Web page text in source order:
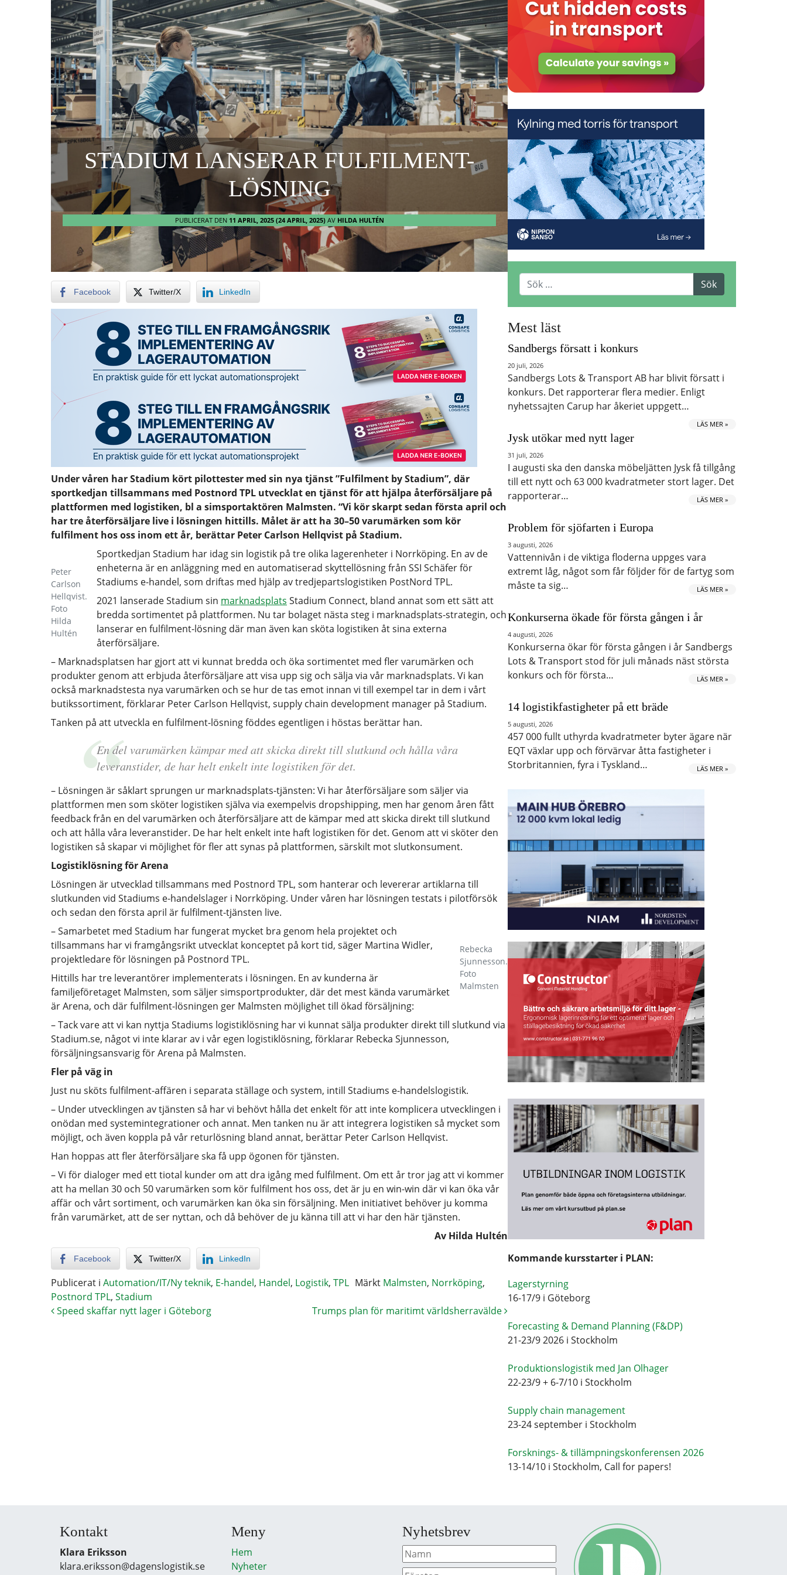
STADIUM LANSERAR FULFILMENT-
LÖSNING
PUBLICERAT DEN 11 APRIL, 2025(24 APRIL, 2025) AV HILDA HULTÉN
Facebook Twitter/X LinkedIn
Under våren har Stadium kört pilottester med sin nya tjänst ”Fulfilment by Stadium”, där
sportkedjan tillsammans med Postnord TPL utvecklat en tjänst för att hjälpa återförsäljare på
plattformen med logistiken, bl a simsportaktören Malmsten. “Vi kör skarpt sedan första april och
har tre återförsäljare live i lösningen hittills. Målet är att ha 30–50 varumärken som kör
fulfilment hos oss inom ett år, berättar Peter Carlson Hellqvist på Stadium.
Peter
Carlson
Hellqvist.
Foto
Hilda
Hultén
Sportkedjan Stadium har idag sin logistik på tre olika lagerenheter i Norrköping. En av de
enheterna är en anläggning med en automatiserad skyttellösning från SSI Schäfer för
Stadiums e-handel, som driftas med hjälp av tredjepartslogistiken PostNord TPL.
2021 lanserade Stadium sin marknadsplats Stadium Connect, bland annat som ett sätt att
bredda sortimentet på plattformen. Nu tar bolaget nästa steg i marknadsplats-strategin, och
lanserar en fulfilment-lösning där man även kan sköta logistiken åt sina externa
återförsäljare.
– Marknadsplatsen har gjort att vi kunnat bredda och öka sortimentet med fler varumärken och
produkter genom att erbjuda återförsäljare att visa upp sig och sälja via vår marknadsplats. Vi kan
också marknadstesta nya varumärken och se hur de tas emot innan vi till exempel tar in dem i vårt
butikssortiment, förklarar Peter Carlson Hellqvist, supply chain development manager på Stadium.
Tanken på att utveckla en fulfilment-lösning föddes egentligen i höstas berättar han.
En del varumärken kämpar med att skicka direkt till slutkund och hålla våra
leveranstider, de har helt enkelt inte logistiken för det.
– Lösningen är såklart sprungen ur marknadsplats-tjänsten: Vi har återförsäljare som säljer via
plattformen men som sköter logistiken själva via exempelvis dropshipping, men har genom åren fått
feedback från en del varumärken och återförsäljare att de kämpar med att skicka direkt till slutkund
och att hålla våra leveranstider. De har helt enkelt inte haft logistiken för det. Genom att vi sköter den
logistiken så skapar vi möjlighet för fler att synas på plattformen, särskilt mot slutkonsument.
Logistiklösning för Arena
Lösningen är utvecklad tillsammans med Postnord TPL, som hanterar och levererar artiklarna till
slutkunden vid Stadiums e-handelslager i Norrköping. Under våren har lösningen testats i pilotförsök
och sedan den första april är fulfilment-tjänsten live.
Rebecka
Sjunnesson.
Foto
Malmsten
– Samarbetet med Stadium har fungerat mycket bra genom hela projektet och
tillsammans har vi framgångsrikt utvecklat konceptet på kort tid, säger Martina Widler,
projektledare för lösningen på Postnord TPL.
Hittills har tre leverantörer implementerats i lösningen. En av kunderna är
familjeföretaget Malmsten, som säljer simsportprodukter, där det mest kända varumärket
är Arena, och där fulfilment-lösningen ger Malmsten möjlighet till ökad försäljning:
– Tack vare att vi kan nyttja Stadiums logistiklösning har vi kunnat sälja produkter direkt till slutkund via
Stadium.se, något vi inte klarar av i vår egen logistiklösning, förklarar Rebecka Sjunnesson,
försäljningsansvarig för Arena på Malmsten.
Fler på väg in
Just nu sköts fulfilment-affären i separata ställage och system, intill Stadiums e-handelslogistik.
– Under utvecklingen av tjänsten så har vi behövt hålla det enkelt för att inte komplicera utvecklingen i
onödan med systemintegrationer och annat. Men tanken nu är att integrera logistiken så mycket som
möjligt, och även koppla på vår returlösning bland annat, berättar Peter Carlson Hellqvist.
Han hoppas att fler återförsäljare ska få upp ögonen för tjänsten.
– Vi för dialoger med ett tiotal kunder om att dra igång med fulfilment. Om ett år tror jag att vi kommer
att ha mellan 30 och 50 varumärken som kör fulfilment hos oss, det är ju en win-win där vi kan öka vår
affär och vårt sortiment, och varumärken kan öka sin försäljning. Men initiativet behöver ju komma
från varumärket, att de ser nyttan, och då behöver de ju känna till att vi har den här tjänsten.
Av Hilda Hultén
Facebook Twitter/X LinkedIn
Publicerat i Automation/IT/Ny teknik, E-handel, Handel, Logistik, TPL Märkt Malmsten, Norrköping,
Postnord TPL, Stadium
Speed skaffar nytt lager i Göteborg
Trumps plan för maritimt världsherravälde
Mest läst
Sandbergs försatt i konkurs
20 juli, 2026
Sandbergs Lots & Transport AB har blivit försatt i
konkurs. Det rapporterar flera medier. Enligt
nyhetssajten Carup har åkeriet uppgett…
LÄS MER »
Jysk utökar med nytt lager
31 juli, 2026
I augusti ska den danska möbeljätten Jysk få tillgång
till ett nytt och 63 000 kvadratmeter stort lager. Det
rapporterar…
LÄS MER »
Problem för sjöfarten i Europa
3 augusti, 2026
Vattennivån i de viktiga floderna uppges vara
extremt låg, något som får följder för de fartyg som
måste ta sig…
LÄS MER »
Konkurserna ökade för första gången i år
4 augusti, 2026
Konkurserna ökar för första gången i år Sandbergs
Lots & Transport stod för juli månads näst största
konkurs och för första…
LÄS MER »
14 logistikfastigheter på ett bräde
5 augusti, 2026
457 000 fullt uthyrda kvadratmeter byter ägare när
EQT växlar upp och förvärvar åtta fastigheter i
Storbritannien, fyra i Tyskland…
LÄS MER »
Kommande kursstarter i PLAN:
Lagerstyrning
16-17/9 i Göteborg
Forecasting & Demand Planning (F&DP)
21-23/9 2026 i Stockholm
Produktionslogistik med Jan Olhager
22-23/9 + 6-7/10 i Stockholm
Supply chain management
23-24 september i Stockholm
Forsknings- & tillämpningskonferensen 2026
13-14/10 i Stockholm, Call for papers!
Kontakt
Klara Eriksson
klara.eriksson@dagenslogistik.se
Meny
Hem
Nyheter
Nyhetsbrev